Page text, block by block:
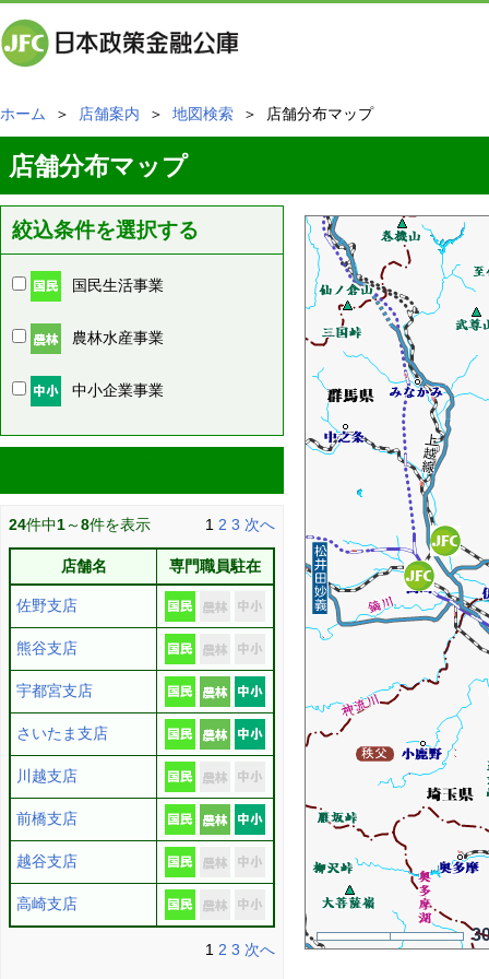
ホーム ＞ 店舗案内 ＞ 地図検索 ＞ 店舗分布マップ
店舗分布マップ
絞込条件を選択する
国民生活事業
農林水産事業
中小企業事業
24件中1～8件を表示 1 2 3 次へ
店舗名 専門職員駐在
佐野支店
熊谷支店
宇都宮支店
さいたま支店
川越支店
前橋支店
越谷支店
高崎支店
1 2 3 次へ